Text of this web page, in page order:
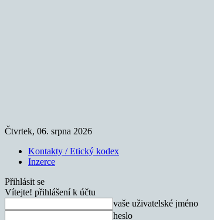
Čtvrtek, 06. srpna 2026
Kontakty / Etický kodex
Inzerce
Přihlásit se
Vítejte! přihlášení k účtu
vaše uživatelské jméno
heslo